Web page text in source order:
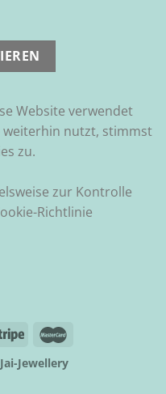
Website verwendet
weiterhin nutzt, stimmst
zu.
zur Kontrolle
Richtlinie
Jai-Jewellery